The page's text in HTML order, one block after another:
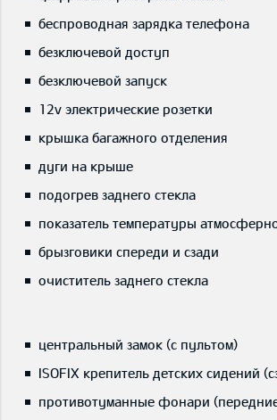
беспроводная зарядка телефона
безключевой доступ
безключевой запуск
12v электрические розетки
крышка багажного отделения
дуги на крыше
подогрев заднего стекла
показатель температуры
брызговики спереди и сзади
очиститель заднего стекла
центральный замок (с пультом)
ISOFIX крепитель детских сидений
противотуманные фонари